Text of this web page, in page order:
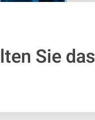
Sie das